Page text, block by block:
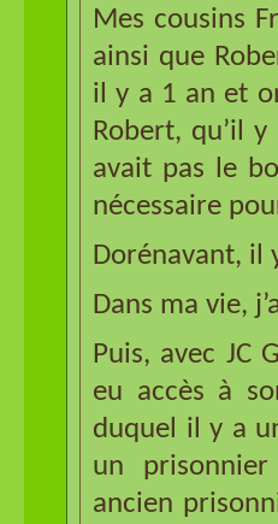
Mes cousins
ainsi que
il y a 1 an et
Robert, qu’il
avait pas le
nécessaire
Dorénavant, il
Dans ma vie,
Puis, avec JC
eu accès à
duquel il y a
un
ancien